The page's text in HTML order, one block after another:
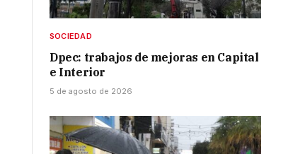
SOCIEDAD
Dpec: trabajos de mejoras en Capital
e Interior
5 de agosto de 2026